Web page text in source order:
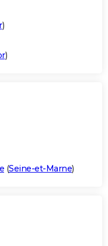
)
)
(Seine-et-Marne)